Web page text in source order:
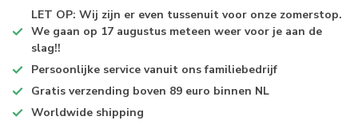
LET OP: Wij zijn er even tussenuit voor onze zomerstop.
We gaan op 17 augustus meteen weer voor je aan de
slag!!
Persoonlijke service vanuit ons familiebedrijf
Gratis verzending boven 89 euro binnen NL
Worldwide shipping